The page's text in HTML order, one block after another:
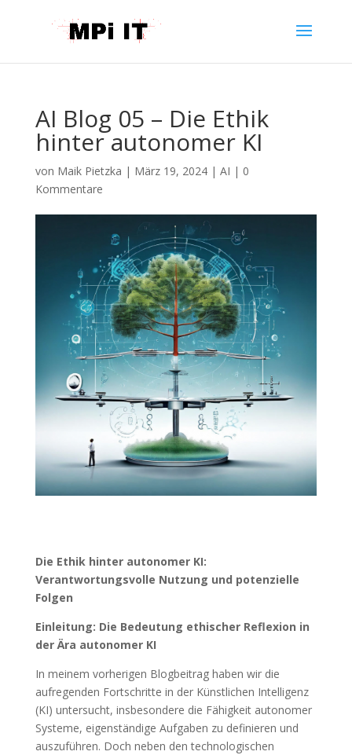
AI Blog 05 – Die Ethik
hinter autonomer KI
von Maik Pietzka | März 19, 2024| AI | 0
Kommentare
Die Ethik hinter autonomer KI:
Verantwortungsvolle Nutzung und potenzielle
Folgen
Einleitung: Die Bedeutung ethischer Reflexion in
der Ära autonomer KI
In meinem vorherigen Blogbeitrag haben wir die
aufregenden Fortschritte in der Künstlichen Intelligenz
(KI) untersucht, insbesondere die Fähigkeit autonomer
Systeme, eigenständige Aufgaben zu definieren und
auszuführen. Doch neben den technologischen